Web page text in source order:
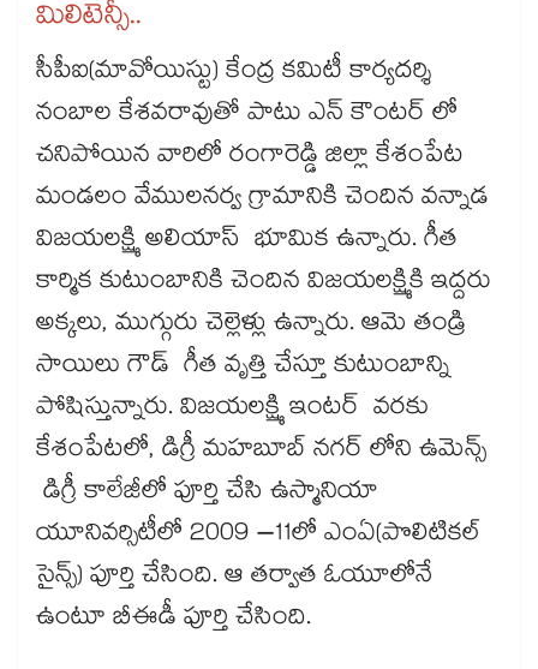
మిలిటెన్సీ..
సీపీఐ(మావోయిస్టు) కేంద్ర కమిటీ కార్యదర్శి
నంబాల కేశవరావుతో పాటు ఎన్ కౌంటర్ లో
చనిపోయిన వారిలో రంగారెడ్డి జిల్లా కేశంపేట
మండలం వేములనర్వ గ్రామానికి చెందిన వన్నాడ
విజయలక్ష్మి అలియాస్ భూమిక ఉన్నారు. గీత
కార్మిక కుటుంబానికి చెందిన విజయలక్ష్మికి ఇద్దరు
అక్కలు, ముగ్గురు చెల్లెళ్లు ఉన్నారు. ఆమె తండ్రి
సాయిలు గౌడ్ గీత వృత్తి చేస్తూ కుటుంబాన్ని
పోషిస్తున్నారు. విజయలక్ష్మి ఇంటర్ వరకు
కేశంపేటలో, డిగ్రీ మహబూబ్ నగర్ లోని ఉమెన్స్
డిగ్రీ కాలేజీలో పూర్తి చేసి ఉస్మానియా
యూనివర్సిటీలో 2009 –11లో ఎంఏ(పొలిటికల్
సైన్స్) పూర్తి చేసింది. ఆ తర్వాత ఓయూలోనే
ఉంటూ బీఈడీ పూర్తి చేసింది.